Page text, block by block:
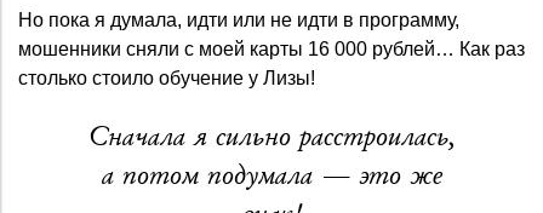
Но пока я думала, идти или не идти в программу,
мошенники сняли с моей карты 16 000 рублей… Как раз
столько стоило обучение у Лизы!
Сначала я сильно расстроилась,
а потом подумала — это же